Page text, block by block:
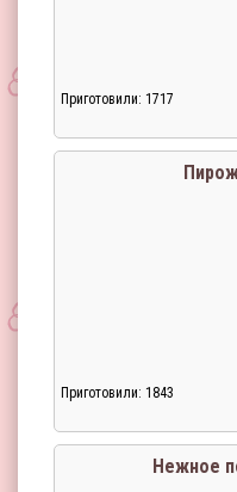
Приготовили: 1717
Приготовили: 1843
Нежное